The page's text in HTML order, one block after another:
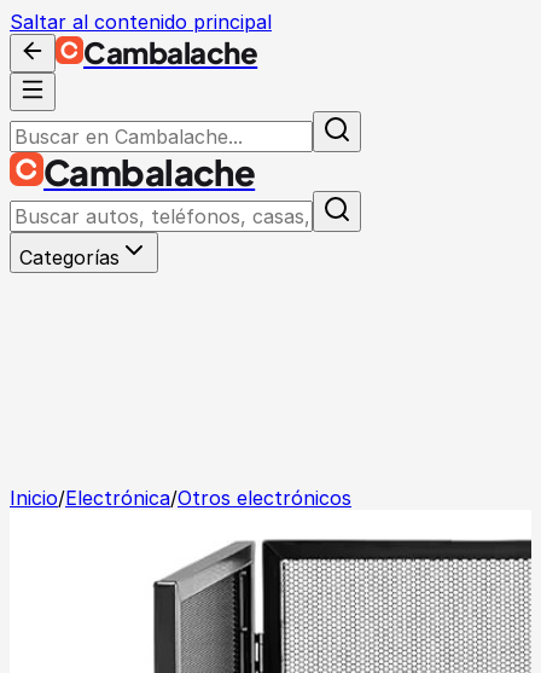
Saltar al contenido principal
Cambalache
Cambalache
Categorías
Inicio/Electrónica/Otros electrónicos